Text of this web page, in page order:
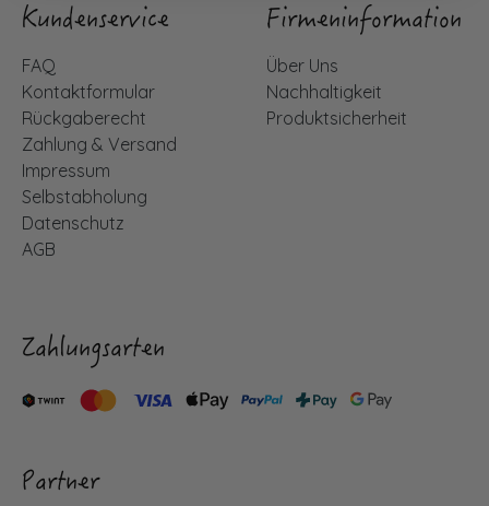
Kundenservice
FAQ
Kontaktformular
Rückgaberecht
Zahlung & Versand
Impressum
Selbstabholung
Datenschutz
AGB
Firmeninformation
Über Uns
Nachhaltigkeit
Produktsicherheit
Zahlungsarten
Partner